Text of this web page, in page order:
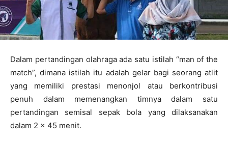
Dalam pertandingan olahraga ada satu istilah “man of the
match”, dimana istilah itu adalah gelar bagi seorang atlit
yang memiliki prestasi menonjol atau berkontribusi
penuh dalam memenangkan timnya dalam satu
pertandingan semisal sepak bola yang dilaksanakan
dalam 2 x 45 menit.